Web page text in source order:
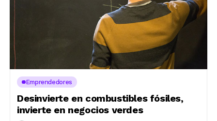
Emprendedores
Desinvierte en combustibles fósiles,
invierte en negocios verdes